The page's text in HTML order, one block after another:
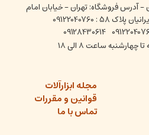
- آدرس فروشگاه: تهران - خیابان امام
: 09122040760
09128430614
چهارشنبه ساعت ۸ الی ۱۸
مجله ابزارآلات
قوانین و مقررات
تماس با ما